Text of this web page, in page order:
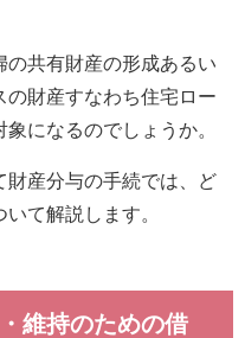
の共有財産の形成あるい
の財産すなわち住宅ロー
になるのでしょうか。
財産分与の手続では、ど
て解説します。
維持のための借